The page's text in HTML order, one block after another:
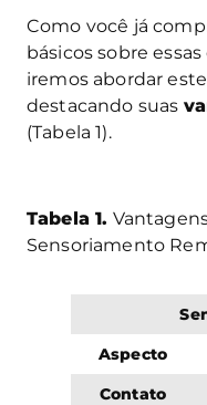
Como você já
básicos sobre
iremos abordar
destacando suas
(Tabela 1).
Tabela 1.
Sensoriamento
Aspecto
Contato